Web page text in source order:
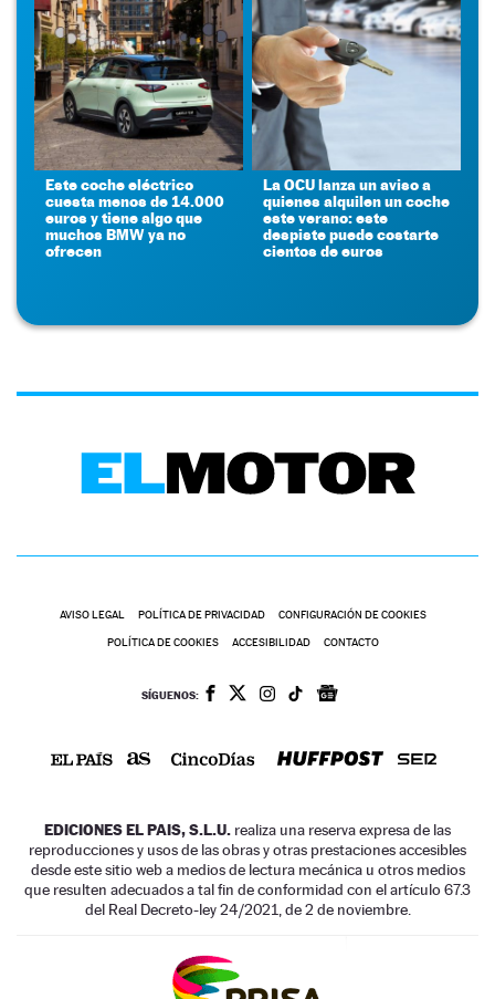
Este coche eléctrico
cuesta menos de 14.000
euros y tiene algo que
muchos BMW ya no
ofrecen
La OCU lanza un aviso a
quienes alquilen un coche
este verano: este
despiste puede costarte
cientos de euros
AVISO LEGAL POLÍTICA DE PRIVACIDAD CONFIGURACIÓN DE COOKIES
POLÍTICA DE COOKIES ACCESIBILIDAD CONTACTO
SÍGUENOS:
EDICIONES EL PAIS, S.L.U. realiza una reserva expresa de las
reproducciones y usos de las obras y otras prestaciones accesibles
desde este sitio web a medios de lectura mecánica u otros medios
que resulten adecuados a tal fin de conformidad con el artículo 67.3
del Real Decreto-ley 24/2021, de 2 de noviembre.